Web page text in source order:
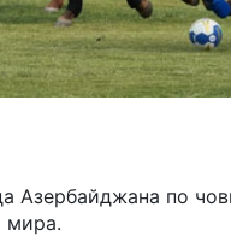
Азербайджана по
мира.